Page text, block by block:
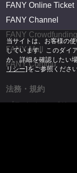
FANY Online Ticket
FANY Channel
FANY Crowdfunding
FANY Mall
FANY Commu
法務・規約
プライバシーポリ
当サイトは、お客様の
しています。このダイ
か、詳細を確認したい場
リシー]をご参照ください